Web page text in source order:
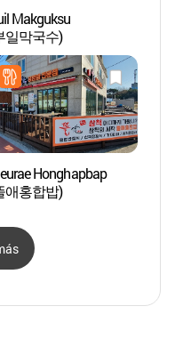
Makguksu
일막국수)
Honghapbap
애홍합밥)